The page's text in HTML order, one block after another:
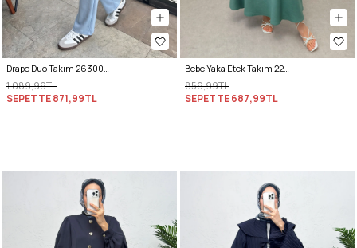
Drape Duo Takım 263006 - BEBE MAVİSİ
1.089,99TL
SEPETTE871,99TL
Bebe Yaka Etek Takım 2255 - MİNT YEŞİLİ
859,99TL
SEPETTE687,99TL